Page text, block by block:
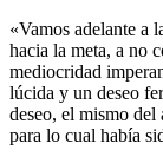
«Vamos adelante a
hacia la meta, a no
mediocridad
lúcida y un deseo
deseo, el mismo del
para lo cual había